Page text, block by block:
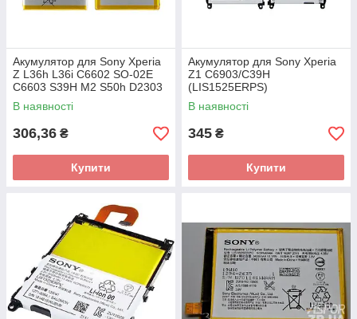
Акумулятор для Sony Xperia
Z L36h L36i C6602 SO-02E
C6603 S39H M2 S50h D2303
D2306 Original
(LIS1502ERPC)
В наявності
306,36 ₴
Купити
Акумулятор для Sony Xperia
Z1 C6903/C39H
(LIS1525ERPS)
В наявності
345 ₴
Купити